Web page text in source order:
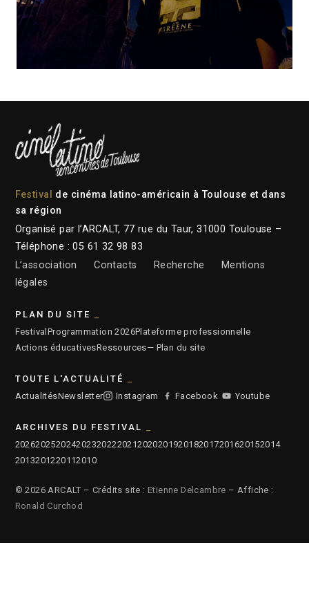
Festival
de cinéma latino-américain à Toulouse et dans
sa région
Organisé par l’ARCALT, 77 rue du Taur, 31000 Toulouse –
Téléphone : 05 61 32 98 83
L’association
Contacts Recherche
Mentions
légales
PLAN DU SITE
FestivalProgrammation 2026Plateforme professionnelle
Actions éducativesRessources— Plan du site
TOUTE L'ACTUALITÉ
ActualitésNewsletter Instagram Facebook Youtube
ARCHIVES DU FESTIVAL
2026202520242023202220212020201920182017201620152014
2013201220112010
© 2026 ARCALT – Crédits site : Etienne Delcambre – Affiche :
Ronald Curchod